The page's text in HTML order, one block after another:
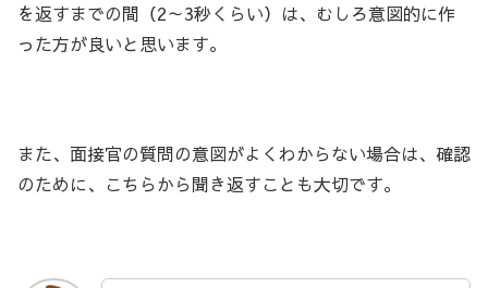
を返すまでの間（2～3秒くらい）は、むしろ意図的に作
った方が良いと思います。
また、面接官の質問の意図がよくわからない場合は、確認
のために、こちらから聞き返すことも大切です。